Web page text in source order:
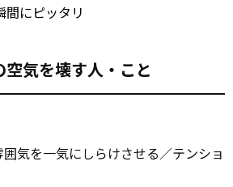
間にピッタリ
気を壊す人・こと
囲気を一気にしらけさせる／テンショ